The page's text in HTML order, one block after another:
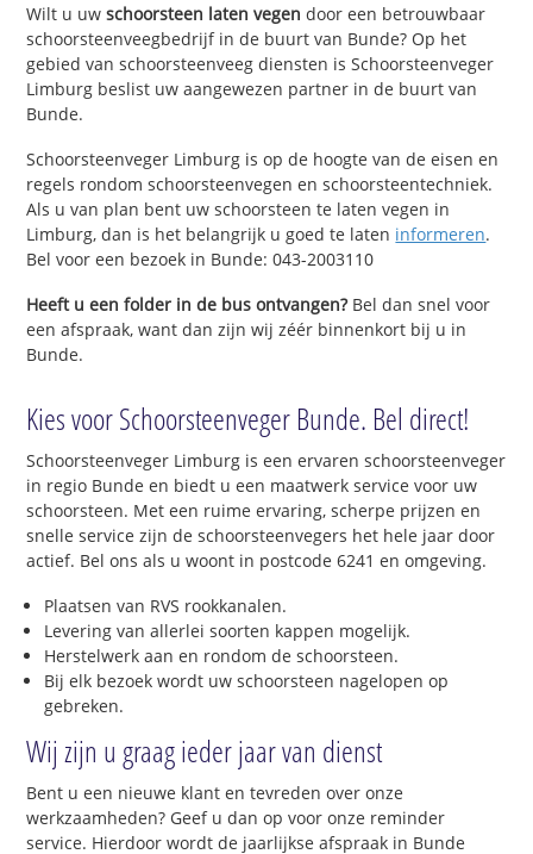
Wilt u uwschoorsteen laten vegen door een betrouwbaar
schoorsteenveegbedrijf in de buurt van Bunde? Op het
gebied van schoorsteenveeg diensten is Schoorsteenveger
Limburg beslist uw aangewezen partner in de buurt van
Bunde.
Schoorsteenveger Limburg is op de hoogte van de eisen en
regels rondom schoorsteenvegen en schoorsteentechniek.
Als u van plan bent uw schoorsteen te laten vegen in
Limburg, dan is het belangrijk u goed te laten informeren.
Bel voor een bezoek in Bunde: 043-2003110
Heeft u een folder in de bus ontvangen?Bel dan snel voor
een afspraak, want dan zijn wij zéér binnenkort bij u in
Bunde.
Kies voor Schoorsteenveger Bunde. Bel direct!
Schoorsteenveger Limburg is een ervaren schoorsteenveger
in regio Bunde en biedt u een maatwerk service voor uw
schoorsteen. Met een ruime ervaring, scherpe prijzen en
snelle service zijn de schoorsteenvegers het hele jaar door
actief. Bel ons als u woont in postcode 6241 en omgeving.
Plaatsen van RVS rookkanalen.
Levering van allerlei soorten kappen mogelijk.
Herstelwerk aan en rondom de schoorsteen.
Bij elk bezoek wordt uw schoorsteen nagelopen op
gebreken.
Wij zijn u graag ieder jaar van dienst
Bent u een nieuwe klant en tevreden over onze
werkzaamheden? Geef u dan op voor onze reminder
service. Hierdoor wordt de jaarlijkse afspraak in Bunde